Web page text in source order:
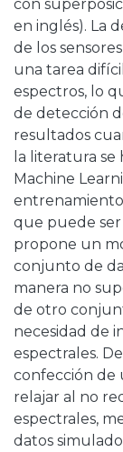
con
en inglés). La
de los
una tarea
espectros, lo
de detección
resultados
la literatura
Machine
que puede
propone un
conjunto de
manera no
de otro
necesidad de
espectrales.
confección de
relajar al no
espectrales,
datos